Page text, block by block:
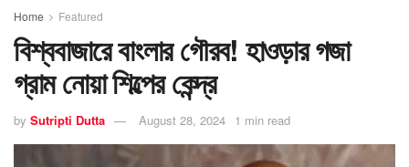
Home Featured
বিশ্ববাজারে বাংলার গৌরব! হাওড়ার গজা
গ্রাম নোয়া শিল্পের কেন্দ্র
by Sutripti Dutta August 28, 2024 1 min read